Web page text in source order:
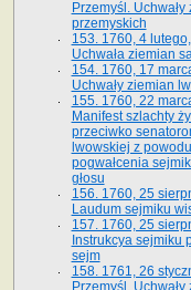
Przemyśl. Uchwały
przemyskich
153. 1760, 4
Uchwała ziemian
154. 1760, 17
Uchwały ziemian
155. 1760, 22
Manifest szlachty
przeciwko
lwowskiej z po­wodu
pogwałcenia
głosu
156. 1760, 25
Laudum sejmiku
157. 1760, 25
Instrukcya sejmiku
sejm
158. 1761, 26
Przemyśl. Uchwały